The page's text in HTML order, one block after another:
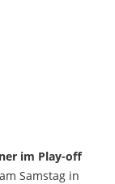
im Play-off
Samstag in